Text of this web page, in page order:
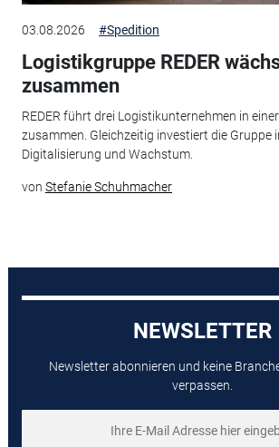
03.08.2026 #Spedition
Logistikgruppe REDER
zusammen
REDER führt drei Logistikunternehmen in
zusammen. Gleichzeitig investiert die Gruppe
Digitalisierung und Wachstum.
von Stefanie Schuhmacher
NEWSLETTER
Newsletter abonnieren und keine
verpassen.